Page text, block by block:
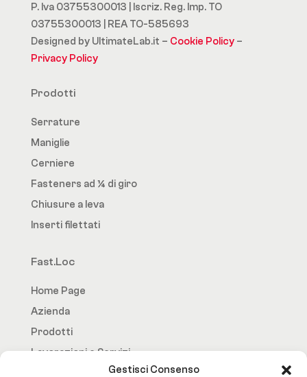
Gestisci Consenso
P. Iva 03755300013 | Iscriz. Reg. Imp. TO
03755300013 | REA TO-585693
Designed by UltimateLab.it – Cookie Policy–
Privacy Policy
Prodotti
Serrature
Maniglie
Cerniere
Fasteners ad ¼ di giro
Chiusure a leva
Inserti filettati
Fast.Loc
Home Page
Azienda
Prodotti
Lavorazioni e Servizi